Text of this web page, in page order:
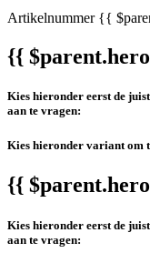
Artikelnummer{{
{{
Kies hieronder eerst de
aan te vragen:
Kies hieronder variant om
{{
Kies hieronder eerst de
aan te vragen: